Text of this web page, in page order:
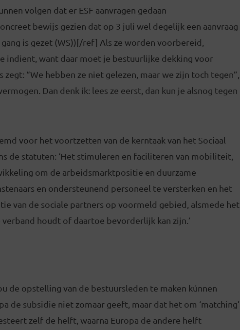
volgen dat er ESF aanvragen gedaan
bewijs gezien dat op 3 juli wel degelijk een aanvraag
is gezet (WS))[/ref] Als ze worden voorbereid,
indient, want daar moet je bestuurlijke dekking voor
“We hebben ze niet gelezen, maar we zijn toch tegen”,
Dan denk ik: lees ze eerst, dan kun je alsnog tegen
voor het voortzetten van de kerntaak van het Sociaal
de statuten: ‘Het stimuleren en faciliteren van mobiliteit,
om de arbeidsmarktpositie en duurzame
en ondersteunend personeel te versterken en het
van de sociale partners op voormeld gebied, alsmede het
houdt of daartoe bevorderlijk kan zijn.’
de opstelling van de bestuursleden te maken kúnnen
de subsidie niet zomaar geeft, maar dat het om ‘matching’
zelf de helft, waarna Europa de andere helft